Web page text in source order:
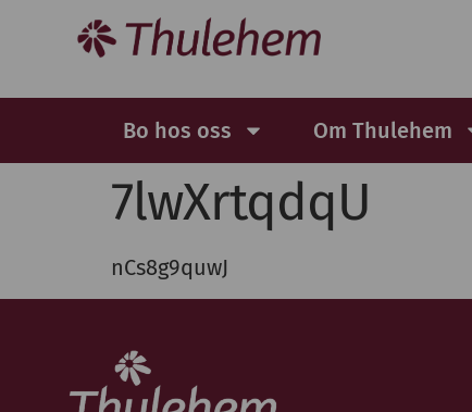
Bo hos oss Om Thulehem
7lwXrtqdqU
nCs8g9quwJ